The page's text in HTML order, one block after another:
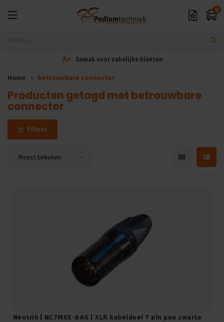
0
Gemak voor zakelijke klanten
Home betrouwbare connector
Producten getagd met betrouwbare
connector
Filters
Meest bekeken
Neutrik | NC7MXX-BAG | XLR kabeldeel 7 pin pen zwarte